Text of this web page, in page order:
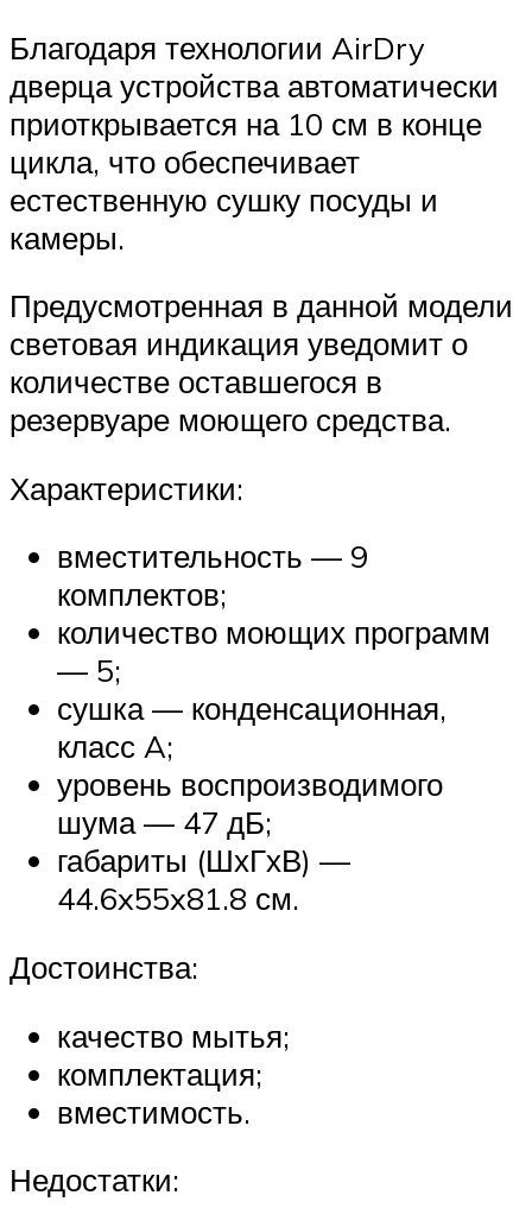
Благодаря технологии AirDry
дверца устройства автоматически
приоткрывается на 10 см в конце
цикла, что обеспечивает
естественную сушку посуды и
камеры.
Предусмотренная в данной модели
световая индикация уведомит о
количестве оставшегося в
резервуаре моющего средства.
Характеристики:
вместительность — 9
комплектов;
количество моющих программ
— 5;
сушка — конденсационная,
класс A;
уровень воспроизводимого
шума — 47 дБ;
габариты (ШхГхВ) —
44.6x55x81.8 см.
Достоинства:
качество мытья;
комплектация;
вместимость.
Недостатки: